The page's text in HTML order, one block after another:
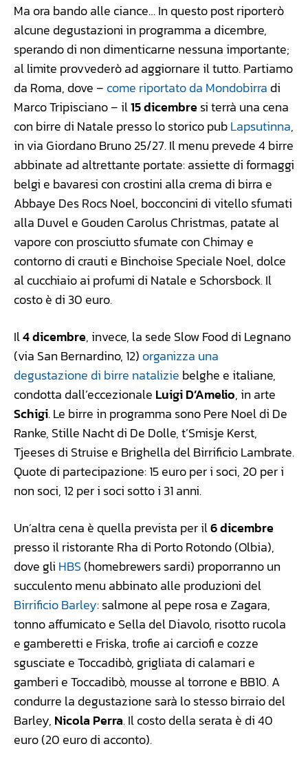
Ma ora bando alle ciance… In questo post riporterò
alcune degustazioni in programma a dicembre,
sperando di non dimenticarne nessuna importante;
al limite provvederò ad aggiornare il tutto. Partiamo
da Roma, dove – come riportato da Mondobirra di
Marco Tripisciano – il15 dicembresi terrà una cena
con birre di Natale presso lo storico pubLapsutinna,
in via Giordano Bruno 25/27. Il menu prevede 4 birre
abbinate ad altrettante portate: assiette di formaggi
belgi e bavaresi con crostini alla crema di birra e
Abbaye Des Rocs Noel, bocconcini di vitello sfumati
alla Duvel e Gouden Carolus Christmas, patate al
vapore con prosciutto sfumate con Chimay e
contorno di crauti e Binchoise Speciale Noel, dolce
al cucchiaio ai profumi di Natale e Schorsbock. Il
costo è di 30 euro.
Il4 dicembre, invece, la sede Slow Food di Legnano
(via San Bernardino, 12) organizza una
degustazione di birre natalizie belghe e italiane,
condotta dall’eccezionale Luigi D’Amelio, in arte
Schigi. Le birre in programma sono Pere Noel di De
Ranke, Stille Nacht di De Dolle, t’Smisje Kerst,
Tjeeses di Struise e Brighella del Birrificio Lambrate.
Quote di partecipazione: 15 euro per i soci, 20 per i
non soci, 12 per i soci sotto i 31 anni.
Un’altra cena è quella prevista per il6 dicembre
presso il ristorante Rha di Porto Rotondo (Olbia),
dove gli HBS (homebrewers sardi) proporranno un
succulento menu abbinato alle produzioni del
Birrificio Barley: salmone al pepe rosa e Zagara,
tonno affumicato e Sella del Diavolo, risotto rucola
e gamberetti e Friska, trofie ai carciofi e cozze
sgusciate e Toccadibò, grigliata di calamari e
gamberi e Toccadibò, mousse al torrone e BB10. A
condurre la degustazione sarà lo stesso birraio del
Barley, Nicola Perra. Il costo della serata è di 40
euro (20 euro di acconto).